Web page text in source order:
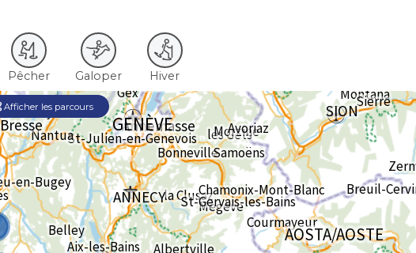
Pêcher Galoper Hiver
Afficher les parcours